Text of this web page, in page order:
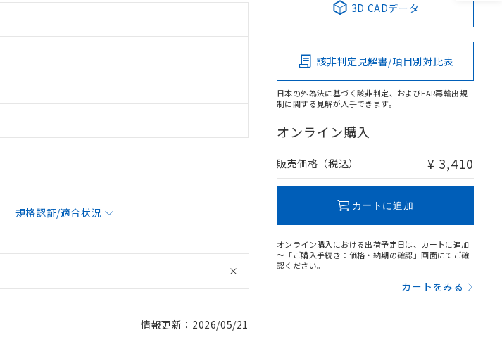
規格認証/適合状況
情報更新：2026/05/21
3D CADデータ
該非判定見解書/項目別対比表
日本の外為法に基づく該非判定、およびEAR再輸出規
制に関する見解が入手できます。
オンライン購入
販売価格（税込） ¥ 3,410
カートに追加
オンライン購入における出荷予定日は、カートに追加
～「ご購入手続き：価格・納期の確認」画面にてご確
認ください。
カートをみる